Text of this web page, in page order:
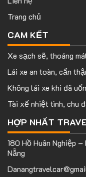
Trang chủ
CAM KẾT
Xe sạch sẽ, thoáng
Lái xe an toàn, cẩn
Không lái xe khi đã
Tài xế nhiệt tình, chu
HỢP NHẤT
180 Hồ Huân Nghiệp
Nẵng